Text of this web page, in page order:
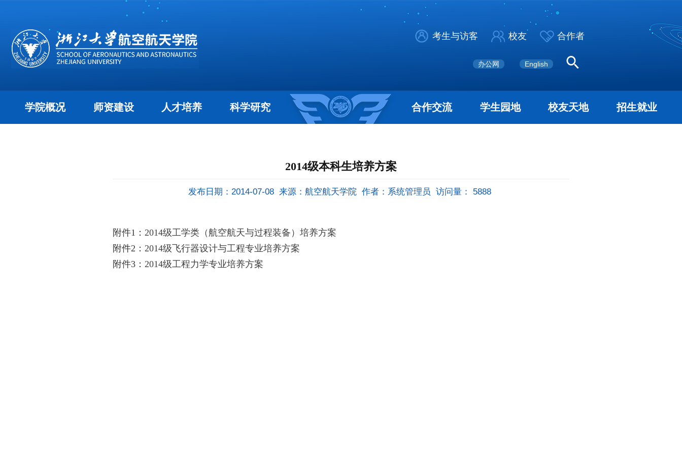
考生与访客 校友 合作者
办公网 English
学院概况 师资建设 人才培养 科学研究 合作交流 学生园地 校友天地 招生就业
2014级本科生培养方案
发布日期：2014-07-08 来源：航空航天学院 作者：系统管理员 访问量： 5888
附件1： 2014级工学类（航空航天与过程装备）培养方案
附件2： 2014级飞行器设计与工程专业培养方案
附件3： 2014级工程力学专业培养方案